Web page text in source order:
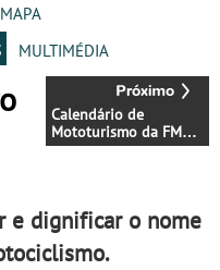
mapa
multimédia
Calendário de
Mototurismo da FMP
para 2017
e dignificar o nome